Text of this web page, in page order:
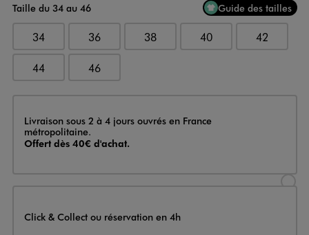
Taille du 34 au 46 Guide des tailles
34 36 38 40 42
44 46
Livraison
Livraison sous 2 à 4 jours ouvrés en France
métropolitaine.
Offert dès 40€ d'achat.
Click & Collect ou réservation en 4h